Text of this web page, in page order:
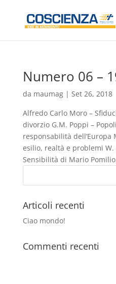
Numero 06 –
da maumag| Set 26, 2018
Alfredo Carlo Moro –
divorzio G.M. Poppi –
responsabilità dell’Europa
esilio, realtà e problemi W.
Sensibilità di Mario
Articoli recenti
Ciao mondo!
Commenti recenti